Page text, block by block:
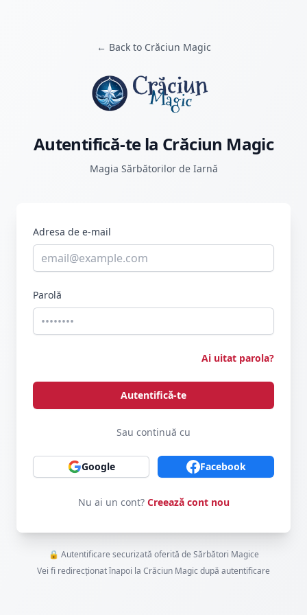
← Back to Crăciun Magic
Autentifică-te la Crăciun Magic
Magia Sărbătorilor de Iarnă
Adresa de e-mail
Parolă
Ai uitat parola?
Autentifică-te
Sau continuă cu
Google Facebook
Nu ai un cont? Creează cont nou
🔒 Autentificare securizată oferită de Sărbători Magice
Vei fi redirecționat înapoi la Crăciun Magic după autentificare